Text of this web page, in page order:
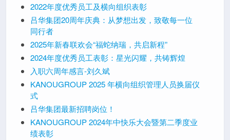
2022年度优秀员工及横向组织表彰
吕华集团20周年庆典：从梦想出发，致敬每一位
同行者
2025年新春联欢会“福蛇纳瑞，共启新程”
2024年度优秀员工表彰：星光闪耀，共铸辉煌
入职六周年感言-刘久斌
KANOUGROUP 2025 年横向组织管理人员换届仪
式
吕华集团最新招聘岗位！
KANOUGROUP 2024年中快乐大会暨第二季度业
绩表彰